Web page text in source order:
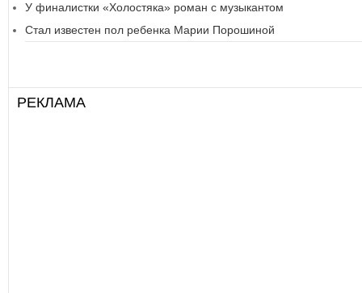
У финалистки «Холостяка» роман с музыкантом
Стал известен пол ребенка Марии Порошиной
РЕКЛАМА